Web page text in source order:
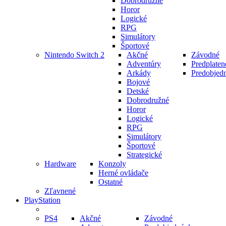
Horor
Logické
RPG
Simulátory
Športové
Nintendo Switch 2
Akčné
Adventúry
Arkády
Bojové
Detské
Dobrodružné
Horor
Logické
RPG
Simulátory
Športové
Strategické
Závodné
Hardware
Konzoly
Herné ovládače
Ostatné
Zľavnené
PlayStation
PS4
Akčné
Závodné